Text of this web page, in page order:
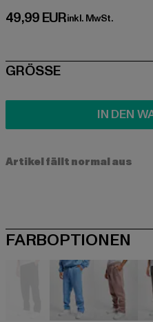
49,99 EUR
Derzeitiger Preis: 49,99
inkl. MwSt.
SIZE
GRÖSSE
IN DEN
Artikel fällt normal aus
FARBOPTIONEN